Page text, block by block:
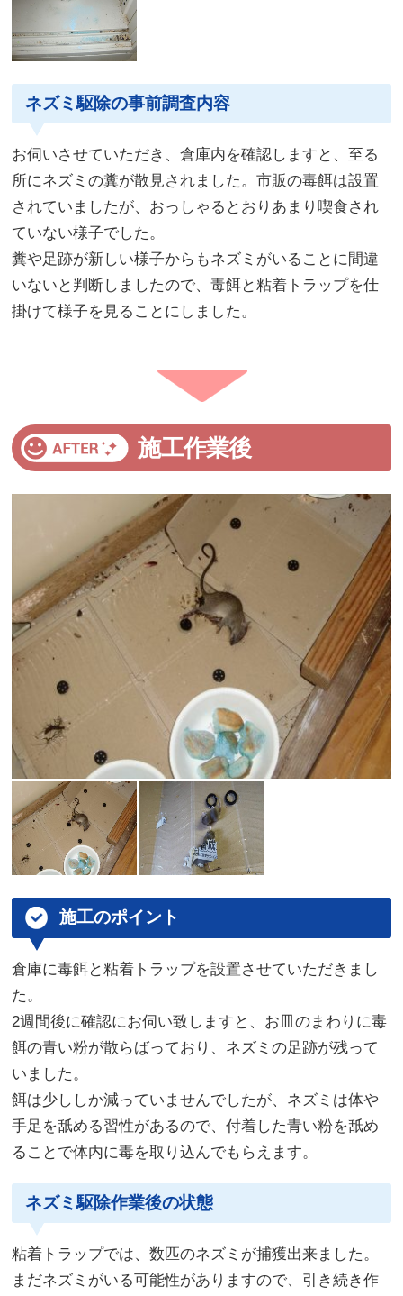
ネズミ駆除の事前調査内容
お伺いさせていただき、倉庫内を確認しますと、至る
所にネズミの糞が散見されました。市販の毒餌は設置
されていましたが、おっしゃるとおりあまり喫食され
ていない様子でした。
糞や足跡が新しい様子からもネズミがいることに間違
いないと判断しましたので、毒餌と粘着トラップを仕
掛けて様子を見ることにしました。
施工作業後
施工のポイント
倉庫に毒餌と粘着トラップを設置させていただきまし
た。
2週間後に確認にお伺い致しますと、お皿のまわりに毒
餌の青い粉が散らばっており、ネズミの足跡が残って
いました。
餌は少ししか減っていませんでしたが、ネズミは体や
手足を舐める習性があるので、付着した青い粉を舐め
ることで体内に毒を取り込んでもらえます。
ネズミ駆除作業後の状態
粘着トラップでは、数匹のネズミが捕獲出来ました。
まだネズミがいる可能性がありますので、引き続き作